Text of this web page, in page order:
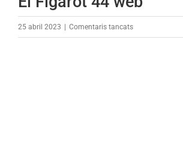
25 abril 2023 Comentaris tancatsa